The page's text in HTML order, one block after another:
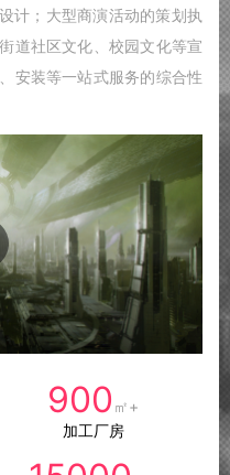
计；大型商演活动的策划执
道社区文化、校园文化等宣
安装等一站式服务的综合性
900 ㎡+
加工厂房